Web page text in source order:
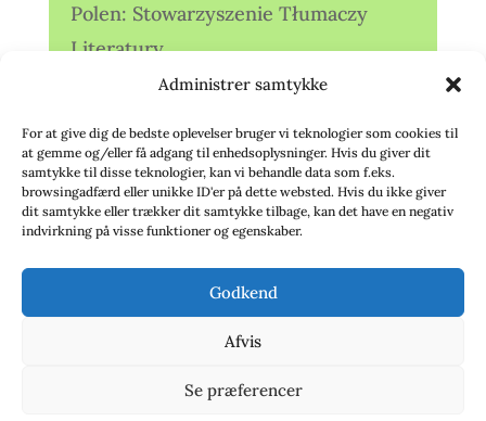
Administrer samtykke
For at give dig de bedste oplevelser bruger vi teknologier som cookies til
at gemme og/eller få adgang til enhedsoplysninger. Hvis du giver dit
samtykke til disse teknologier, kan vi behandle data som f.eks.
browsingadfærd eller unikke ID'er på dette websted. Hvis du ikke giver
dit samtykke eller trækker dit samtykke tilbage, kan det have en negativ
indvirkning på visse funktioner og egenskaber.
Godkend
Afvis
Se præferencer
Polen: Stowarzyszenie Tłumaczy
Literatury
Storbritannien: Translators
Association (TA)
Sverige: Översättarsektionen (Ö.)
Sverige: Översättarcentrum (ÖC)
deutschsprachiger Übersetzer (VdÜ)
© 2020 - Babelfisken